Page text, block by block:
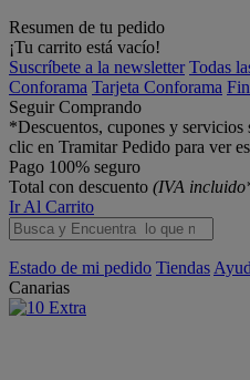
Resumen de tu pedido
¡Tu carrito está vacío!
Suscríbete a la newsletter Todas
Conforama Tarjeta Conforama
Seguir Comprando
*Descuentos, cupones y
clic en Tramitar Pedido para ver
Pago 100% seguro
Total con descuento (IVA
Ir Al Carrito
Estado de mi pedido Tiendas
Canarias